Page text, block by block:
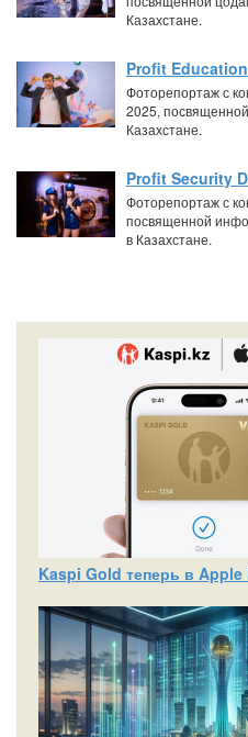
Казахстане.
Profit
Фоторепортаж с
2025,
Казахстане.
Profit Security
Фоторепортаж с
посвященной
в Казахстане.
Kaspi Gold теперь в Apple